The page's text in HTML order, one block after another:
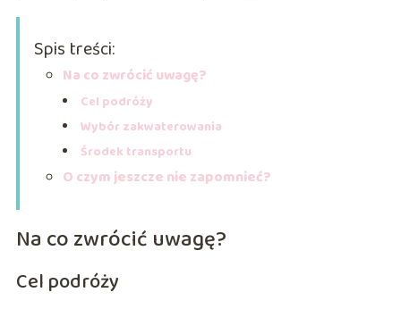
Spis treści:
Na co zwrócić uwagę?
Cel podróży
Wybór zakwaterowania
Środek transportu
O czym jeszcze nie zapomnieć?
Na co zwrócić uwagę?
Cel podróży